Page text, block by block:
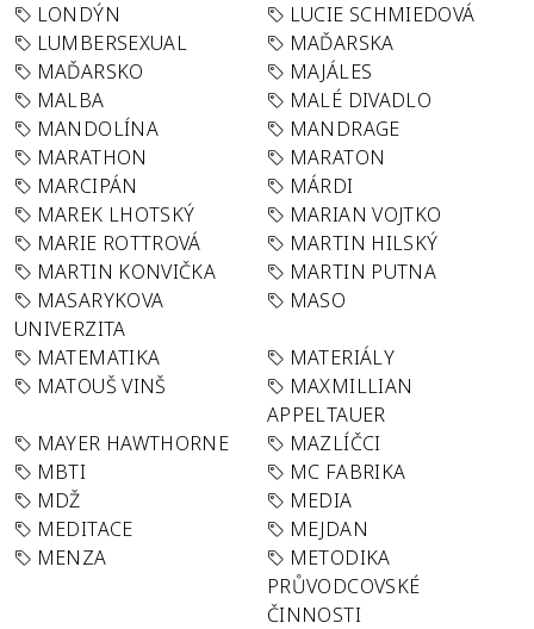
LONDÝN
LUCIE SCHMIEDOVÁ
LUMBERSEXUAL
MAĎARSKA
MAĎARSKO
MAJÁLES
MALBA
MALÉ DIVADLO
MANDOLÍNA
MANDRAGE
MARATHON
MARATON
MARCIPÁN
MÁRDI
MAREK LHOTSKÝ
MARIAN VOJTKO
MARIE ROTTROVÁ
MARTIN HILSKÝ
MARTIN KONVIČKA
MARTIN PUTNA
MASARYKOVA
UNIVERZITA
MASO
MATEMATIKA
MATERIÁLY
MATOUŠ VINŠ
MAXMILLIAN
APPELTAUER
MAYER HAWTHORNE
MAZLÍČCI
MBTI
MC FABRIKA
MDŽ
MEDIA
MEDITACE
MEJDAN
MENZA
METODIKA
PRŮVODCOVSKÉ
ČINNOSTI